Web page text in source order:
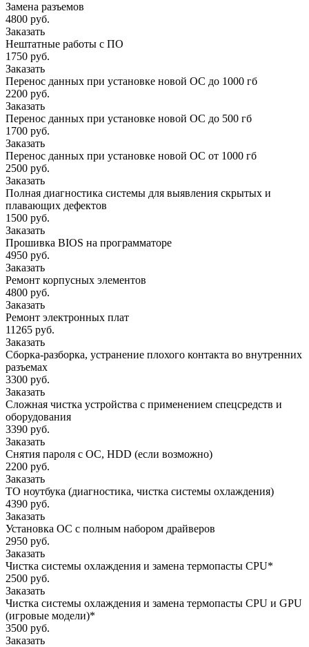
Замена разъемов
4800 руб.
Заказать
Нештатные работы с ПО
1750 руб.
Заказать
Перенос данных при установке новой ОС до 1000 гб
2200 руб.
Заказать
Перенос данных при установке новой ОС до 500 гб
1700 руб.
Заказать
Перенос данных при установке новой ОС от 1000 гб
2500 руб.
Заказать
Полная диагностика системы для выявления скрытых и
плавающих дефектов
1500 руб.
Заказать
Прошивка BIOS на программаторе
4950 руб.
Заказать
Ремонт корпусных элементов
4800 руб.
Заказать
Ремонт электронных плат
11265 руб.
Заказать
Сборка-разборка, устранение плохого контакта во внутренних
разъемах
3300 руб.
Заказать
Сложная чистка устройства с применением спецсредств и
оборудования
3390 руб.
Заказать
Снятия пароля с OC, HDD (если возможно)
2200 руб.
Заказать
ТО ноутбука (диагностика, чистка системы охлаждения)
4390 руб.
Заказать
Установка ОС с полным набором драйверов
2950 руб.
Заказать
Чистка системы охлаждения и замена термопасты CPU*
2500 руб.
Заказать
Чистка системы охлаждения и замена термопасты CPU и GPU
(игровые модели)*
3500 руб.
Заказать